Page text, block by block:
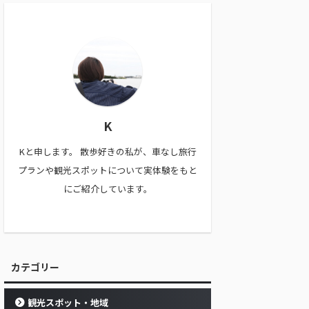
K
Kと申します。 散歩好きの私が、車なし旅行
プランや観光スポットについて実体験をもと
にご紹介しています。
カテゴリー
観光スポット・地域